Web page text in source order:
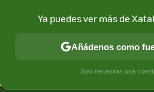
CONECTIVIDAD MÓVIL Y
Ya puedes ver más de
Añádenos como
Solo necesitas una